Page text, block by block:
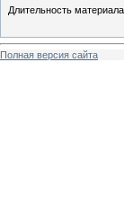
Длительность материала
Полная версия сайта